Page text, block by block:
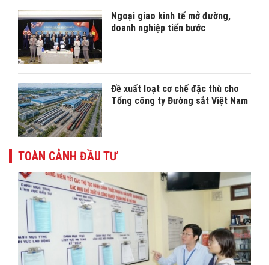
Ngoại giao kinh tế mở đường,
doanh nghiệp tiến bước
Đề xuất loạt cơ chế đặc thù cho
Tổng công ty Đường sắt Việt Nam
TOÀN CẢNH ĐẦU TƯ